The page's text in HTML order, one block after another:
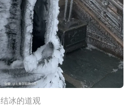
结冰的道观